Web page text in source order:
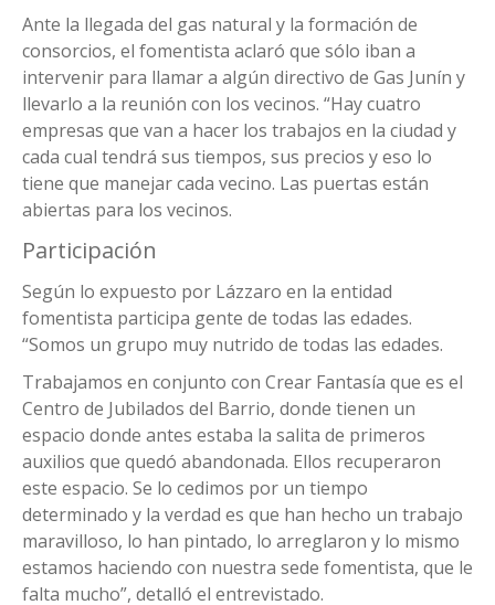
Ante la llegada del gas natural y la formación de
consorcios, el fomentista aclaró que sólo iban a
intervenir para llamar a algún directivo de Gas Junín y
llevarlo a la reunión con los vecinos. “Hay cuatro
empresas que van a hacer los trabajos en la ciudad y
cada cual tendrá sus tiempos, sus precios y eso lo
tiene que manejar cada vecino. Las puertas están
abiertas para los vecinos.
Participación
Según lo expuesto por Lázzaro en la entidad
fomentista participa gente de todas las edades.
“Somos un grupo muy nutrido de todas las edades.
Trabajamos en conjunto con Crear Fantasía que es el
Centro de Jubilados del Barrio, donde tienen un
espacio donde antes estaba la salita de primeros
auxilios que quedó abandonada. Ellos recuperaron
este espacio. Se lo cedimos por un tiempo
determinado y la verdad es que han hecho un trabajo
maravilloso, lo han pintado, lo arreglaron y lo mismo
estamos haciendo con nuestra sede fomentista, que le
falta mucho”, detalló el entrevistado.